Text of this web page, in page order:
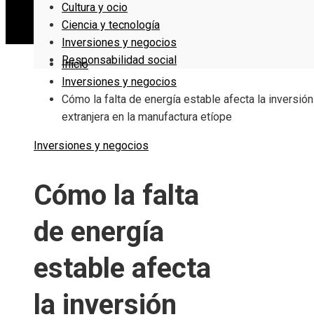
Cultura y ocio
Ciencia y tecnología
Inversiones y negocios
Responsabilidad social
Inicio
Inversiones y negocios
Cómo la falta de energía estable afecta la inversión
extranjera en la manufactura etíope
Inversiones y negocios
Cómo la falta
de energía
estable afecta
la inversión